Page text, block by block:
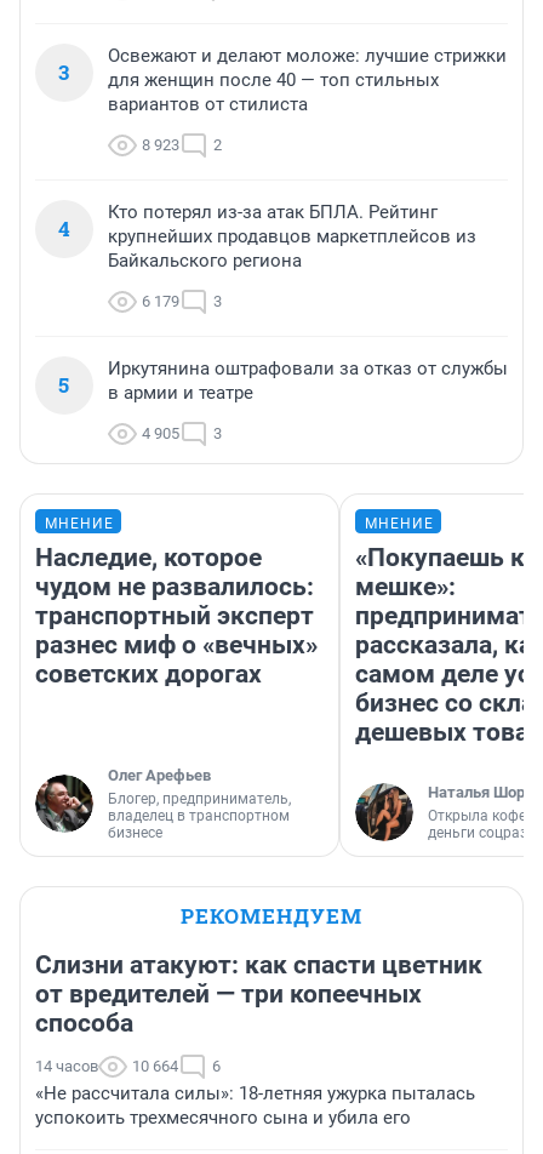
3
Освежают и делают моложе: лучшие стрижки
для женщин после 40 — топ стильных
вариантов от стилиста
8 923 2
4
Кто потерял из-за атак БПЛА. Рейтинг
крупнейших продавцов маркетплейсов из
Байкальского региона
6 179 3
5
Иркутянина оштрафовали за отказ от службы
в армии и театре
4 905 3
МНЕНИЕ
Наследие, которое
чудом не развалилось:
транспортный эксперт
разнес миф о «вечных»
советских дорогах
Олег Арефьев
Блогер, предприниматель,
владелец в транспортном
бизнесе
МНЕНИЕ
«Покупаешь
мешке»:
рассказала,
самом деле
бизнес со
дешевых
Наталья
Открыла
деньги
РЕКОМЕНДУЕМ
Слизни атакуют: как спасти цветник
от вредителей — три копеечных
способа
14 часов 10 664 6
«Не рассчитала силы»: 18-летняя ужурка пыталась
успокоить трехмесячного сына и убила его